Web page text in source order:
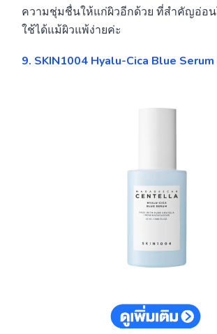
ความชุ่มชื่นให้แก่ผิวอีกด้วย ที่สำคัญอ่อ
ใช้ได้แม้ผิวแพ้ง่ายค่ะ
9. SKIN1004 Hyalu-Cica Blue Serum